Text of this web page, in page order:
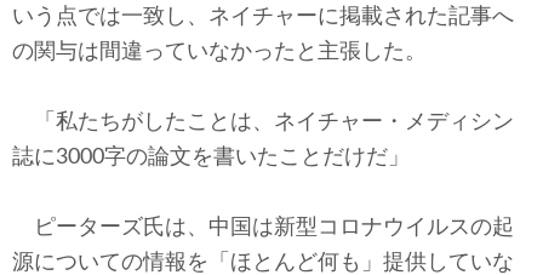
いう点では一致し、ネイチャーに掲載された記事へ
の関与は間違っていなかったと主張した。
「私たちがしたことは、ネイチャー・メディシン
誌に3000字の論文を書いたことだけだ」
ピーターズ氏は、中国は新型コロナウイルスの起
源についての情報を「ほとんど何も」提供していな